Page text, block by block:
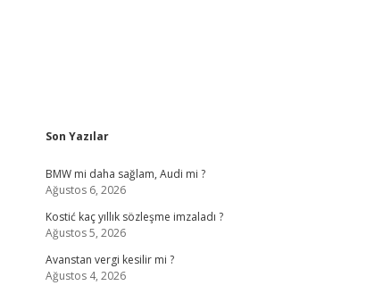
Sidebar
Son Yazılar
BMW mi daha sağlam, Audi mi ?
Ağustos 6, 2026
Kostić kaç yıllık sözleşme imzaladı ?
Ağustos 5, 2026
Avanstan vergi kesilir mi ?
Ağustos 4, 2026